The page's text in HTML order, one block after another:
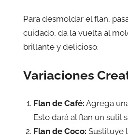
Para desmoldar el flan,
cuidado, da la vuelta al
brillante y delicioso.
Variaciones
Flan de Café: Agrega
Esto dará al flan un sutil
Flan de Coco: Sustituye